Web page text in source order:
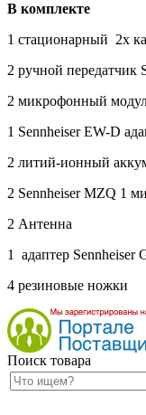
В комплекте
1 стационарный 2х
2 ручной передатчик
2 микрофонный
1 SennheiserEW-D
2 литий-ионный
2 SennheiserMZQ 1
2 Антенна
1 адаптер Sennheiser
4 резиновые ножки
Поиск товара